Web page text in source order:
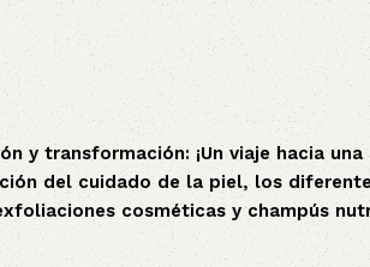
y transformación: ¡Un viaje hacia
del cuidado de la piel, los
cosméticas y champús